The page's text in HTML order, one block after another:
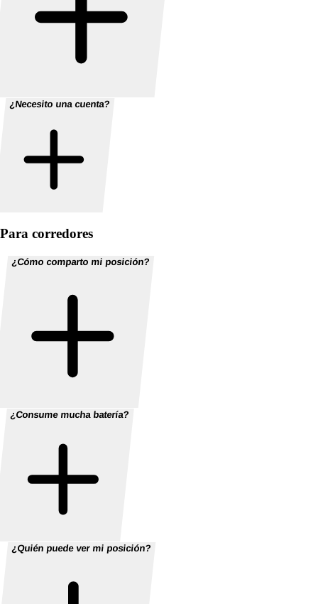
¿Necesito una cuenta?
Para corredores
¿Cómo comparto mi posición?
¿Consume mucha batería?
¿Quién puede ver mi posición?